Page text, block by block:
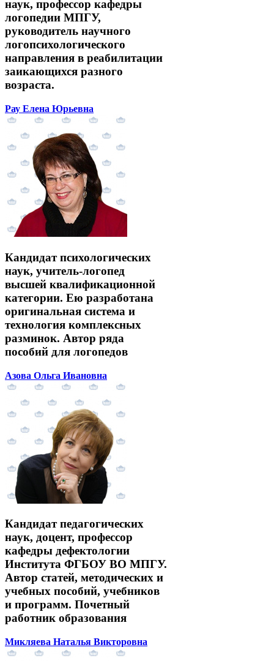
наук, профессор кафедры
логопедии МПГУ,
руководитель научного
логопсихологического
направления в реабилитации
заикающихся разного
возраста.
Рау Елена Юрьевна
Кандидат психологических
наук, учитель-логопед
высшей квалификационной
категории. Ею разработана
оригинальная система и
технология комплексных
разминок. Автор ряда
пособий для логопедов
Азова Ольга Ивановна
Кандидат педагогических
наук, доцент, профессор
кафедры дефектологии
Института ФГБОУ ВО МПГУ.
Автор статей, методических и
учебных пособий, учебников
и программ. Почетный
работник образования
Микляева Наталья Викторовна